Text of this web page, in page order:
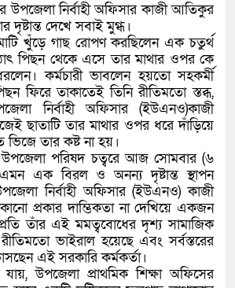
উপজেলা নির্বাহী অফিসার কাজী আতিকুর
দৃষ্টান্ত দেখে সবাই মুগ্ধ।
খুঁড়ে গাছ রোপণ করছিলেন এক চতুর্থ
পিছন থেকে এসে তার মাথার ওপর কে
কর্মচারী ভাবলেন হয়তো সহকর্মী
ফিরে তাকাতেই তিনি রীতিমতো স্তব্ধ,
নির্বাহী অফিসার (ইউএনও)কাজী
ছাতাটি তার মাথার ওপর ধরে দাঁড়িয়ে
ভিজে তার কষ্ট না হয়।
উপজেলা পরিষদ চত্বরে আজ সোমবার (৬
এক বিরল ও অনন্য দৃষ্টান্ত স্থাপন
নির্বাহী অফিসার (ইউএনও) কাজী
প্রকার দাম্ভিকতা না দেখিয়ে একজন
প্রতি তাঁর এই মমত্ববোধের দৃশ্য সামাজিক
ভাইরাল হয়েছে এবং সর্বস্তরের
এই সরকারি কর্মকর্তা।
যায়, উপজেলা প্রাথমিক শিক্ষা অফিসের